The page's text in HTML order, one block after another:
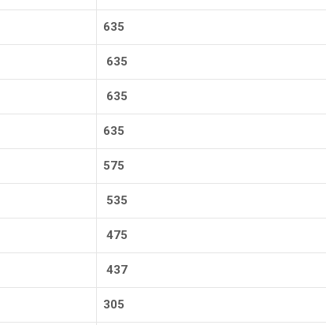
635
635
635
635
575
535
475
437
305